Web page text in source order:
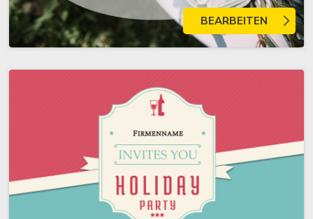
BEARBEITEN